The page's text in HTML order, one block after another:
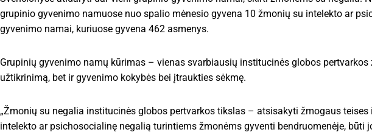
grupinio gyvenimo namuose nuo spalio mėnesio gyvena 10 žmonių su intelekto ar
gyvenimo namai, kuriuose gyvena 462 asmenys.
Grupinių gyvenimo namų kūrimas – vienas svarbiausių institucinės globos
užtikrinimą, bet ir gyvenimo kokybės bei įtraukties sėkmę.
„Žmonių su negalia institucinės globos pertvarkos tikslas – atsisakyti žmogaus
intelekto ar psichosocialinę negalią turintiems žmonėms gyventi bendruomenėje,